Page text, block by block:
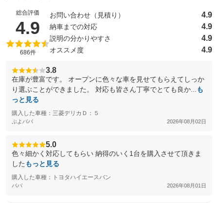
総合評価
4.9 （5点満点中）
686件
お問い合わせ（見積り） 4.9
納車までの対応 4.9
説明の分かりやすさ 4.9
オススメ度 4.9
3.8
在庫が豊富です。 オープンに色々な車を見せてもらえてしっか
り選ぶことができました。 対応も皆さん丁寧でとても良か...
も
っと見る
購入した車種：三菱デリカＤ：５
ぷよババ 2026年08月02日
5.0
色々細かく対応してもらい 納得のいく1台を購入させて頂きま
した もっと見る
購入した車種：トヨタハイエースバン
パパ 2026年08月01日